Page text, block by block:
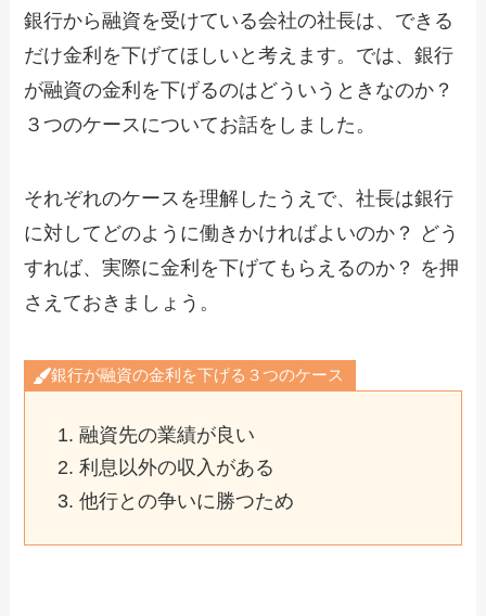
銀行から融資を受けている会社の社長は、できる
だけ金利を下げてほしいと考えます。では、銀行
が融資の金利を下げるのはどういうときなのか？
３つのケースについてお話をしました。
それぞれのケースを理解したうえで、社長は銀行
に対してどのように働きかければよいのか？ どう
すれば、実際に金利を下げてもらえるのか？ を押
さえておきましょう。
銀行が融資の金利を下げる３つのケース
融資先の業績が良い
利息以外の収入がある
他行との争いに勝つため